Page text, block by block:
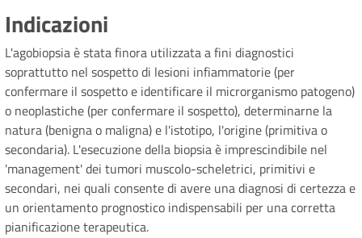
Indicazioni
L'agobiopsia è stata finora utilizzata a fini diagnostici
soprattutto nel sospetto di lesioni infiammatorie (per
confermare il sospetto e identificare il microrganismo patogeno)
o neoplastiche (per confermare il sospetto), determinarne la
natura (benigna o maligna) e l'istotipo, l'origine (primitiva o
secondaria). L'esecuzione della biopsia è imprescindibile nel
'management' dei tumori muscolo-scheletrici, primitivi e
secondari, nei quali consente di avere una diagnosi di certezza e
un orientamento prognostico indispensabili per una corretta
pianificazione terapeutica.